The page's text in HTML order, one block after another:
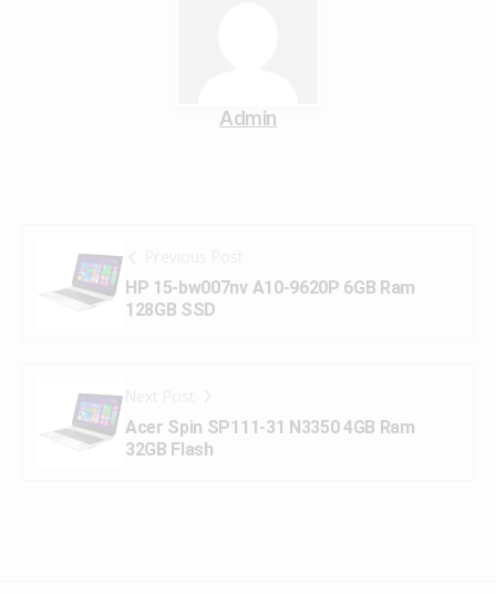
Admin
Previous Post
HP 15-bw007nv A10-9620P 6GB Ram
128GB SSD
Next Post
Acer Spin SP111-31 N3350 4GB Ram
32GB Flash